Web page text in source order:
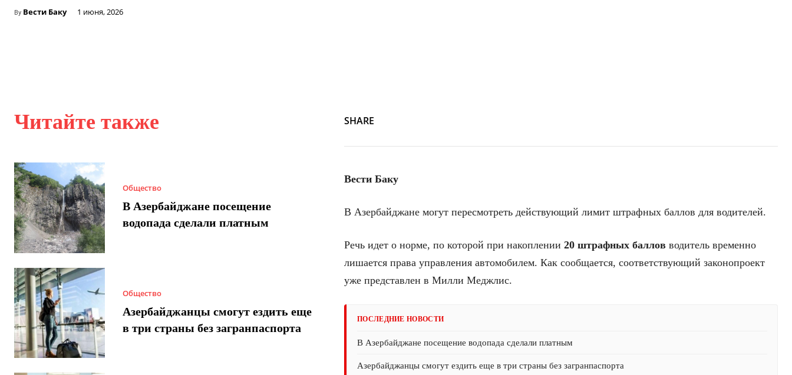
By Вести Баку 1 июня, 2026
Читайте также
Общество
В Азербайджане посещение
водопада сделали платным
Общество
Азербайджанцы смогут ездить еще
в три страны без загранпаспорта
SHARE
Вести Баку
В Азербайджане могут пересмотреть действующий лимит штрафных баллов для водителей.
Речь идет о норме, по которой при накоплении 20 штрафных баллов водитель временно
лишается права управления автомобилем. Как сообщается, соответствующий законопроект
уже представлен в Милли Меджлис.
ПОСЛЕДНИЕ НОВОСТИ
В Азербайджане посещение водопада сделали платным
Азербайджанцы смогут ездить еще в три страны без загранпаспорта